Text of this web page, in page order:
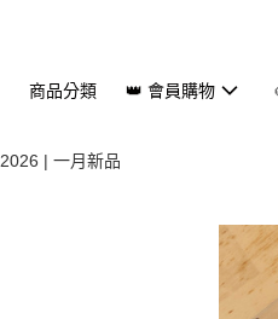
商品分類 👑 會員購物
2026 | 一月新品